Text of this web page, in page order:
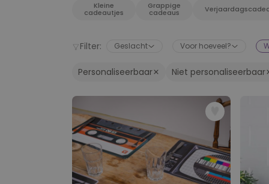
attentie of... elke andere gelegenheid dan
personaliseerbare cadeau of leuke kleine
Kleine
cadeautjes
Grappige
cadeaus
Filter: Geslacht Voor hoeveel?
Personaliseerbaar Niet personaliseerbaar